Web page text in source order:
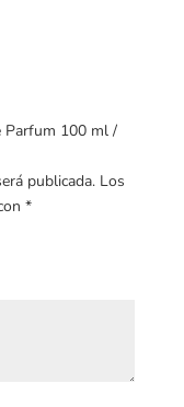
Parfum 100 ml /
publicada. Los
*